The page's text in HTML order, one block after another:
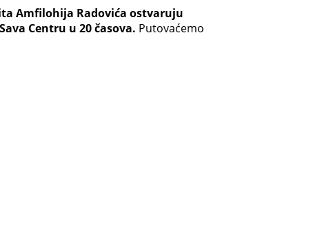
Amfilohija Radovića ostvaruju
Centru u 20 časova. Putovaćemo